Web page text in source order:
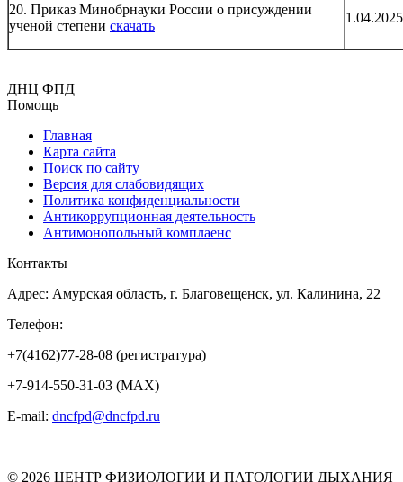
20. Приказ Минобрнауки России о присуждении
ученой степени скачать
1.04.2025
ДНЦ ФПД
Помощь
Главная
Карта сайта
Поиск по сайту
Версия для слабовидящих
Политика конфиденциальности
Антикоррупционная деятельность
Антимонопольный комплаенс
Контакты
Адрес: Амурская область, г. Благовещенск, ул. Калинина, 22
Телефон:
+7(4162)77-28-08 (регистратура)
+7-914-550-31-03 (MAX)
E-mail: dncfpd@dncfpd.ru
© 2026 ЦЕНТР ФИЗИОЛОГИИ И ПАТОЛОГИИ ДЫХАНИЯ